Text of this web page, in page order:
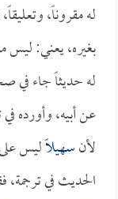
له مقروناً،
بغيره، يعني: ليس
له حديثاً جاء
عن أبيه، وأورده
لأنسهيلاًليس
الحديث في